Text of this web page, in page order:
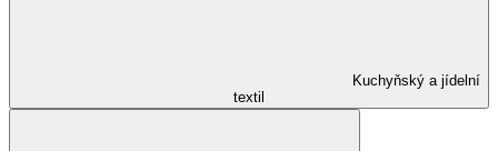
Kuchyňský a jídelní
textil